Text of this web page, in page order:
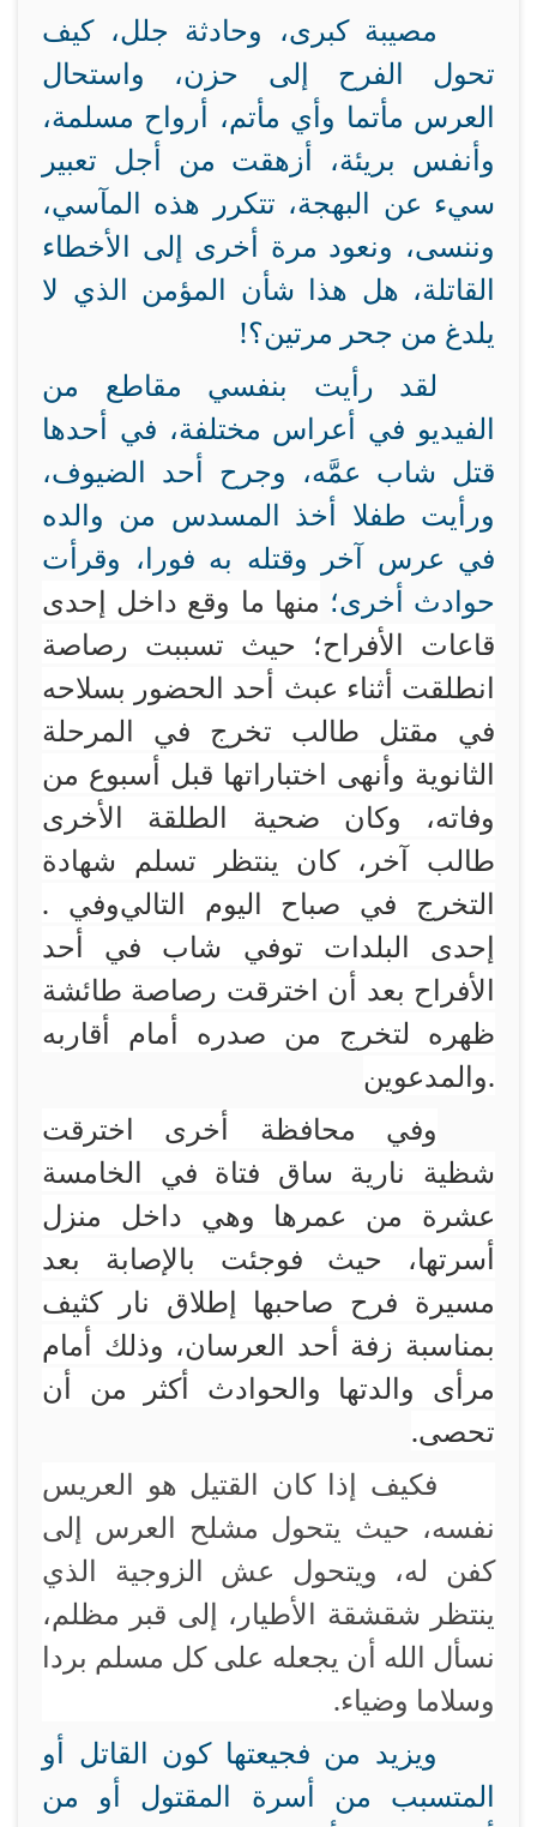
مصيبة كبرى، وحادثة جلل، كيف
تحول الفرح إلى حزن، واستحال
العرس مأتما وأي مأتم، أرواح مسلمة،
وأنفس بريئة، أزهقت من أجل تعبير
سيء عن البهجة، تتكرر هذه المآسي،
وننسى، ونعود مرة أخرى إلى الأخطاء
القاتلة، هل هذا شأن المؤمن الذي لا
يلدغ من جحر مرتين؟!
لقد رأيت بنفسي مقاطع من
الفيديو في أعراس مختلفة، في أحدها
قتل شاب عمَّه، وجرح أحد الضيوف،
ورأيت طفلا أخذ المسدس من والده
في عرس آخر وقتله به فورا، وقرأت
حوادث أخرى؛ منها ما وقع داخل إحدى
قاعات الأفراح؛ حيث تسببت رصاصة
انطلقت أثناء عبث أحد الحضور بسلاحه
في مقتل طالب تخرج في المرحلة
الثانوية وأنهى اختباراتها قبل أسبوع من
وفاته، وكان ضحية الطلقة الأخرى
طالب آخر، كان ينتظر تسلم شهادة
التخرج في صباح اليوم التالي
.
إحدى البلدات توفي شاب في أحد
الأفراح بعد أن اخترقت رصاصة طائشة
ظهره لتخرج من صدره أمام أقاربه
والمدعوين.
وفي محافظة أخرى اخترقت
شظية نارية ساق فتاة في الخامسة
عشرة من عمرها وهي داخل منزل
أسرتها، حيث فوجئت بالإصابة بعد
مسيرة فرح صاحبها إطلاق نار كثيف
بمناسبة زفة أحد العرسان، وذلك أمام
مرأى والدتها والحوادث أكثر من أن
تحصى.
فكيف إذا كان القتيل هو العريس
نفسه، حيث يتحول مشلح العرس إلى
كفن له، ويتحول عش الزوجية الذي
ينتظر شقشقة الأطيار، إلى قبر مظلم،
نسأل الله أن يجعله على كل مسلم بردا
وسلاما وضياء.
ويزيد من فجيعتها كون القاتل أو
المتسبب من أسرة المقتول أو من